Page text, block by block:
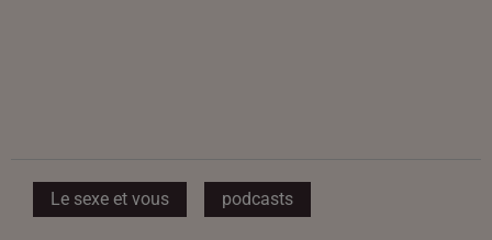
Le sexe et vous podcasts